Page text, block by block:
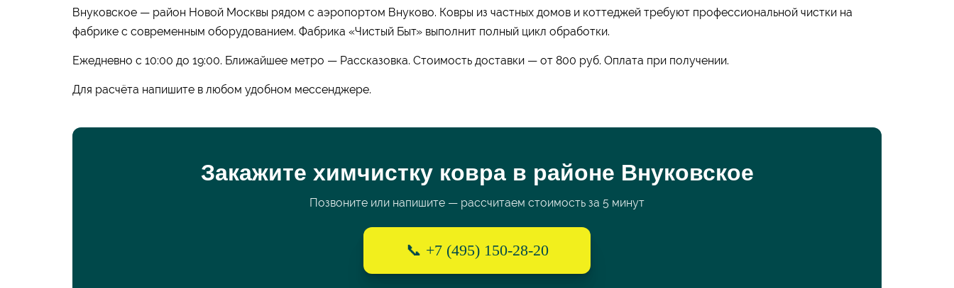
Внуковское — район Новой Москвы рядом с аэропортом Внуково. Ковры из частных домов и коттеджей требуют профессиональной чистки на
фабрике с современным оборудованием. Фабрика «Чистый Быт» выполнит полный цикл обработки.
Ежедневно с 10:00 до 19:00. Ближайшее метро — Рассказовка. Стоимость доставки — от 800 руб. Оплата при получении.
Для расчёта напишите в любом удобном мессенджере.
Закажите химчистку ковра в районе Внуковское
Позвоните или напишите — рассчитаем стоимость за 5 минут
📞 +7 (495) 150-28-20